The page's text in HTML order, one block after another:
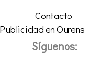
Contacto
Publicidad en
Síguenos: